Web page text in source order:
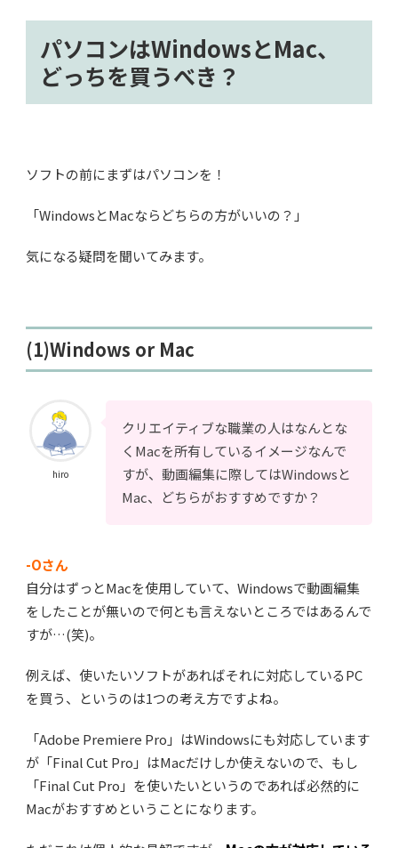
パソコンはWindowsとMac、
どっちを買うべき？
ソフトの前にまずはパソコンを！
「WindowsとMacならどちらの方がいいの？」
気になる疑問を聞いてみます。
(1)Windows or Mac
hiro
クリエイティブな職業の人はなんとな
くMacを所有しているイメージなんで
すが、動画編集に際してはWindowsと
Mac、どちらがおすすめですか？
-Oさん
自分はずっとMacを使用していて、Windowsで動画編集
をしたことが無いので何とも言えないところではあるんで
すが…(笑)。
例えば、使いたいソフトがあればそれに対応しているPC
を買う、というのは1つの考え方ですよね。
「Adobe Premiere Pro」はWindowsにも対応しています
が「Final Cut Pro」はMacだけしか使えないので、もし
「Final Cut Pro」を使いたいというのであれば必然的に
Macがおすすめということになります。